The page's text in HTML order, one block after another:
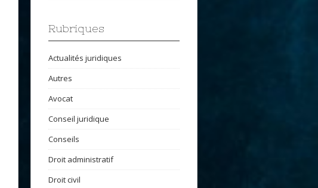
Rubriques
Actualités juridiques
Autres
Avocat
Conseil juridique
Conseils
Droit administratif
Droit civil